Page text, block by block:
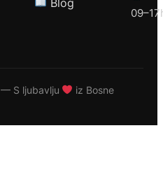
Blog
— S ljubavlju iz Bosne